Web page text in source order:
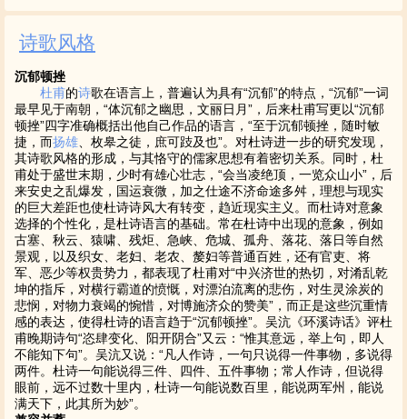
诗歌风格
沉郁顿挫
杜甫的诗歌在语言上，普遍认为具有“沉郁”的特点，“沉郁”一词
最早见于南朝，“体沉郁之幽思，文丽日月”，后来杜甫写更以“沉郁
顿挫”四字准确概括出他自己作品的语言，“至于沉郁顿挫，随时敏
捷，而扬雄 、枚皋之徒，庶可跂及也”。对杜诗进一步的研究发现，
其诗歌风格的形成，与其恪守的儒家思想有着密切关系。同时，杜
甫处于盛世末期，少时有雄心壮志，“会当凌绝顶，一览众山小”，后
来安史之乱爆发，国运衰微，加之仕途不济命途多舛，理想与现实
的巨大差距也使杜诗诗风大有转变，趋近现实主义。而杜诗对意象
选择的个性化，是杜诗语言的基础。常在杜诗中出现的意象，例如
古塞、秋云、猿啸、残炬、急峡、危城、孤舟、落花、落日等自然
景观，以及织女、老妇、老农、嫠妇等普通百姓，还有官吏、将
军、恶少等权贵势力，都表现了杜甫对“中兴济世的热切，对淆乱乾
坤的指斥，对横行霸道的愤慨，对漂泊流离的悲伤，对生灵涂炭的
悲悯，对物力衰竭的惋惜，对博施济众的赞美”，而正是这些沉重情
感的表达，使得杜诗的语言趋于“沉郁顿挫”。吴沆《环溪诗话》评杜
甫晚期诗句“恣肆变化、阳开阴合”又云：“惟其意远，举上句，即人
不能知下句”。吴沆又说：“凡人作诗，一句只说得一件事物，多说得
两件。杜诗一句能说得三件、四件、五件事物；常人作诗，但说得
眼前，远不过数十里内，杜诗一句能说数百里，能说两军州，能说
满天下，此其所为妙”。